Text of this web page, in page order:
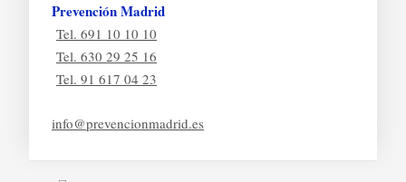
Prevención Madrid
Tel. 691 10 10 10
Tel. 630 29 25 16
Tel. 91 617 04 23
info@prevencionmadrid.es